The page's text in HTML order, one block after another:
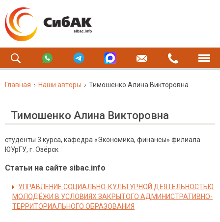
Главная Наши авторы Тимошенко Алина Викторовна
Тимошенко Алина Викторовна
студенты 3 курса, кафедра «Экономика, финансы» филиала
ЮУрГУ, г. Озёрск
Статьи на сайте sibac.info
УПРАВЛЕНИЕ СОЦИАЛЬНО-КУЛЬТУРНОЙ ДЕЯТЕЛЬНОСТЬЮ
МОЛОДЁЖИ В УСЛОВИЯХ ЗАКРЫТОГО АДМИНИСТРАТИВНО-
ТЕРРИТОРИАЛЬНОГО ОБРАЗОВАНИЯ